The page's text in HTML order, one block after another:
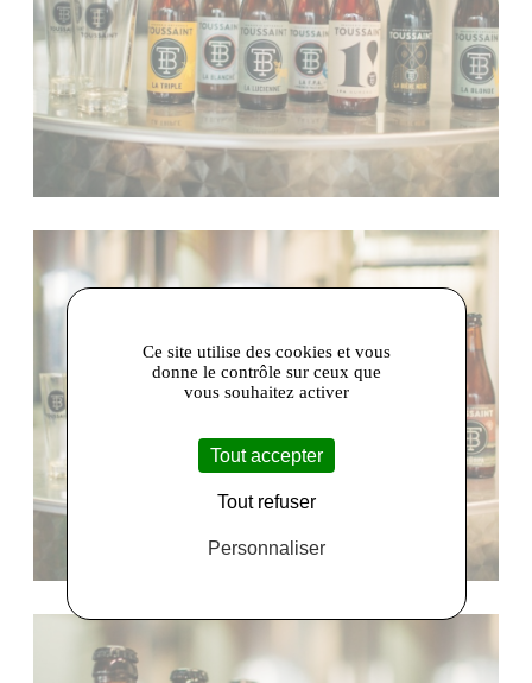
Ce site utilise des cookies et vous
donne le contrôle sur ceux que
vous souhaitez activer
Tout accepter
Tout refuser
Personnaliser